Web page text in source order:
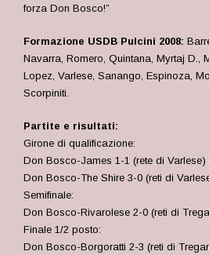
forza Don Bosco!”
Formazione USDB Pulcini 2008:
Navarra, Romero, Quintana, Myrtaj D.,
Lopez, Varlese, Sanango, Espinoza,
Scorpiniti.
Partite e risultati:
Girone di qualificazione:
Don Bosco-James 1-1 (rete di Varlese)
Don Bosco-The Shire 3-0 (reti di
Semifinale:
Don Bosco-Rivarolese 2-0 (reti di
Finale 1/2 posto:
Don Bosco-Borgoratti 2-3 (reti di